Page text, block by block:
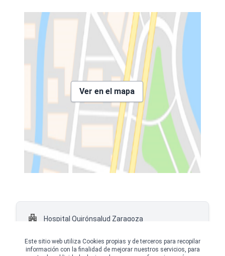
Ver en el mapa
Hospital Quirónsalud Zaragoza
Este sitio web utiliza Cookies propias y de terceros para recopilar
información con la finalidad de mejorar nuestros servicios, para